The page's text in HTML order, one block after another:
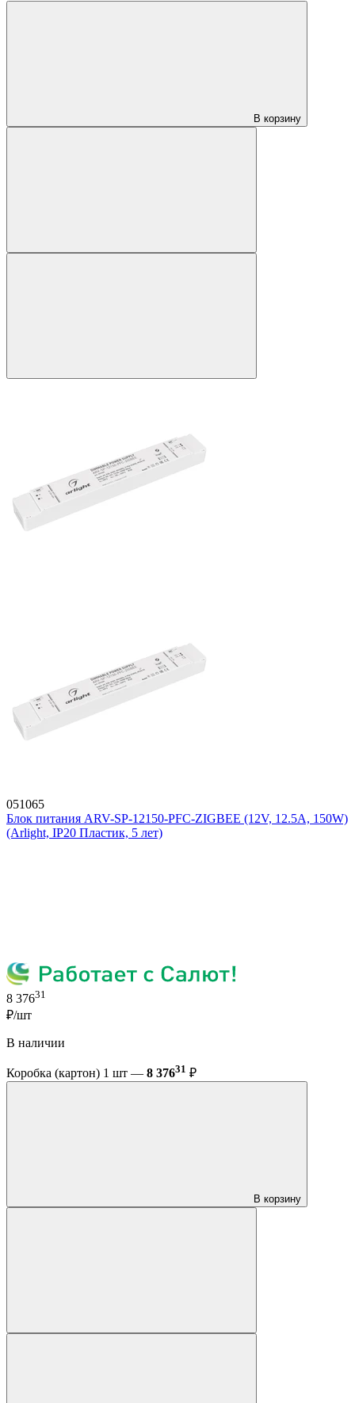
В корзину
051065
Блок питания ARV-SP-12150-PFC-ZIGBEE (12V, 12.5A, 150W)
(Arlight, IP20 Пластик, 5 лет)
8 37631
₽/шт
В наличии
Коробка (картон) 1 шт — 8 37631 ₽
В корзину